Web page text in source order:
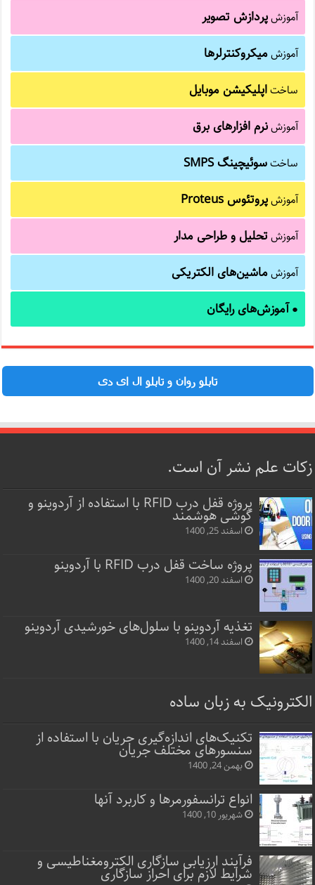
آموزشپردازش تصویر
آموزشمیکروکنترلرها
ساختاپلیکیشن موبایل
آموزشنرم افزارهای برق
ساختسوئیچینگ SMPS
آموزشپروتئوس Proteus
آموزشتحلیل و طراحی مدار
آموزشماشین‌های الکتریکی
● آموزش‌های رایگان
تابلو روان و تابلو ال ای دی
زکات علم نشر آن است.
پروژه قفل‌ درب RFID با استفاده از آردوینو و
گوشی هوشمند
اسفند 25, 1400
پروژه ساخت قفل‌ درب RFID با آردوینو
اسفند 20, 1400
تغذیه آردوینو با سلول‌های خورشیدی آردوینو
اسفند 14, 1400
الکترونیک به زبان ساده
تکنیک‌های اندازه‌گیری جریان با استفاده از
سنسورهای مختلف جریان
بهمن 24, 1400
انواع ترانسفورمرها و کاربرد آنها
شهریور 10, 1400
فرآیند ارزیابی سازگاری الکترومغناطیسی و
شرایط لازم برای احراز سازگاری